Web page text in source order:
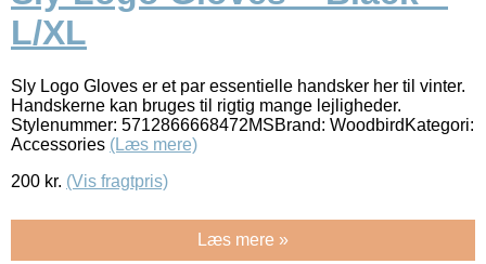
L/XL
Sly Logo Gloves er et par essentielle handsker her til vinter.
Handskerne kan bruges til rigtig mange lejligheder.
Stylenummer: 5712866668472MSBrand: WoodbirdKategori:
Accessories (Læs mere)
200 kr. (Vis fragtpris)
Læs mere »